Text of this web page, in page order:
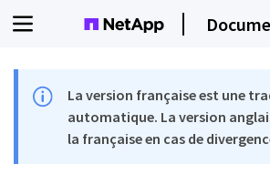
La version française est une
automatique. La version
la française en cas de